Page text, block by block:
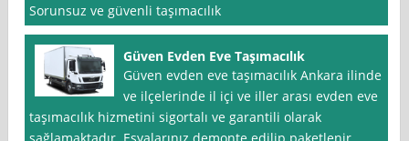
Sorunsuz ve güvenli taşımacılık
Güven Evden Eve Taşımacılık
Güven evden eve taşımacılık Ankara ilinde
ve ilçelerinde il içi ve iller arası evden eve
taşımacılık hizmetini sigortalı ve garantili olarak